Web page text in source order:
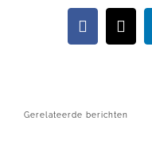
Facebook
X
Gerelateerde berichten